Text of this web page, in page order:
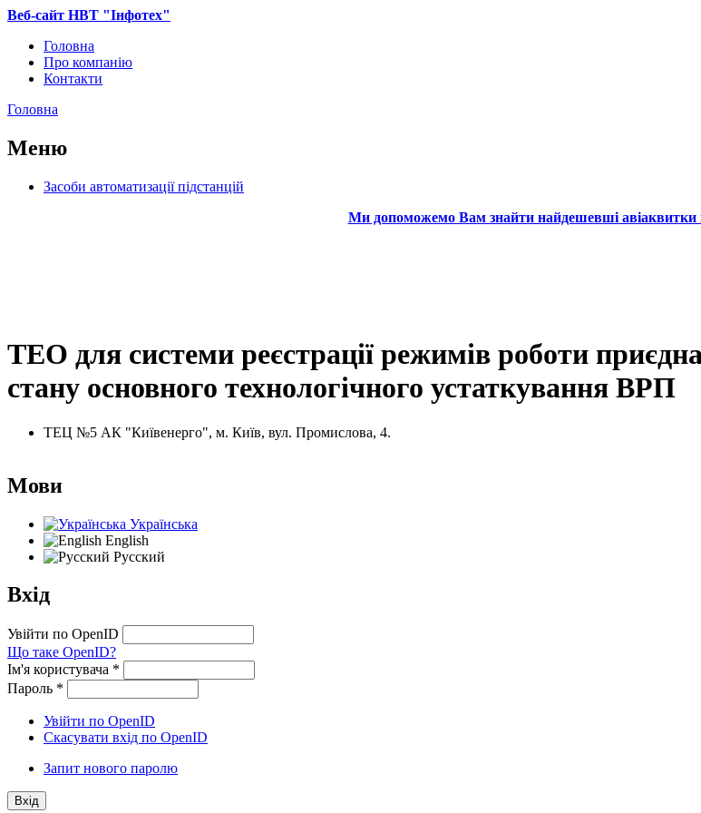
Перейти до основного вмісту
Веб-сайт НВТ "Інфотех"
Головне меню
Головна
Про компанію
Контакти
Головна
Меню
Засоби автоматизації підстанцій
Ми допоможемо Вам знайти найдешевші авіаквитки в
ТЕО для системи реєстрації режимів ро­боти
стану основного технологі­чного устаткування ВРП
ТЕЦ №5 АК "Київенерго", м. Київ, вул. Промислова, 4.
Мови
Українська
English
Русский
Вхід
Увійти по OpenID
Що таке OpenID?
Ім'я користувача *
Пароль *
Увійти по OpenID
Скасувати вхід по OpenID
Запит нового паролю